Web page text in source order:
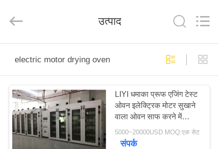
उत्पादों
हमारे
बारे
Technology
Co.,
Reserved.
उत्पाद
electric motor drying oven
LIYI धमाका प्रूफ एजिंग टेस्ट
ओवन इलेक्ट्रिक मोटर सुखाने
वाला ओवन साफ ​​करने में
आसान
5000~20000USD MOQ:एक सेट
संपर्क